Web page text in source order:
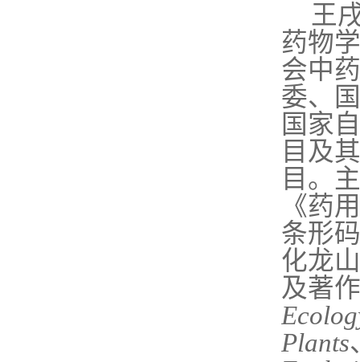
王
药物
会中
委、
国家
目及
目。
《药
条形
化龙
及著
Plants